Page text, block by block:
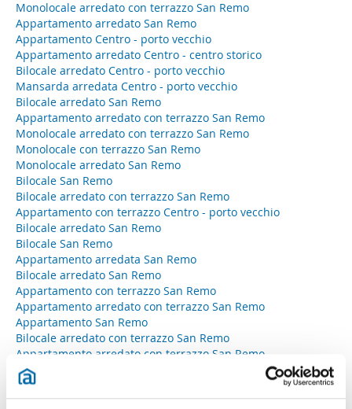
Monolocale arredato con terrazzo San Remo
Appartamento arredato San Remo
Appartamento Centro - porto vecchio
Appartamento arredato Centro - centro storico
Bilocale arredato Centro - porto vecchio
Mansarda arredata Centro - porto vecchio
Bilocale arredato San Remo
Appartamento arredato con terrazzo San Remo
Monolocale arredato con terrazzo San Remo
Monolocale con terrazzo San Remo
Monolocale arredato San Remo
Bilocale San Remo
Bilocale arredato con terrazzo San Remo
Appartamento con terrazzo Centro - porto vecchio
Bilocale arredato San Remo
Bilocale San Remo
Appartamento arredata San Remo
Bilocale arredato San Remo
Appartamento con terrazzo San Remo
Appartamento arredato con terrazzo San Remo
Appartamento San Remo
Bilocale arredato con terrazzo San Remo
Appartamento arredato con terrazzo San Remo
Monolocale arredato con terrazzo San Remo
Appartamento con terrazzo San Remo
Appartamento con terrazzo San Remo